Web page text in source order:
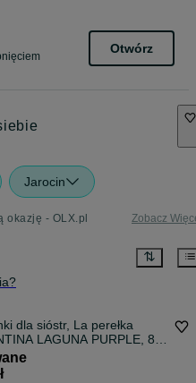
Otwórz
Jarocin
okazję - OLX.pl Zobacz
dla sióstr, La perełka
LAGUNA PURPLE, 80,